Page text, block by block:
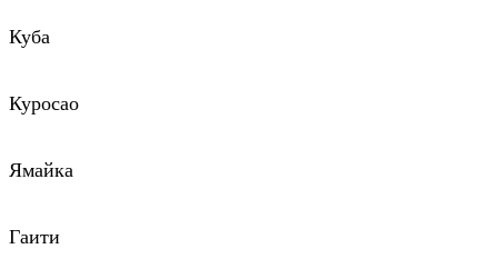
Куба
Куросао
Ямайка
Гаити